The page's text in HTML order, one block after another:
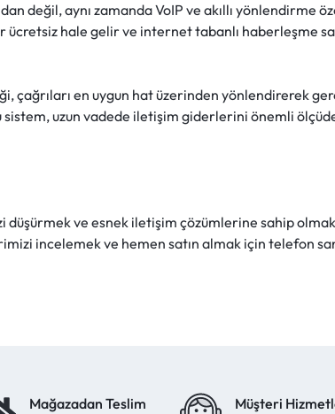
değil, aynı zamanda VoIP ve akıllı yönlendirme
hale gelir ve internet tabanlı haberleşme
çağrıları en uygun hat üzerinden yönlendirerek
uzun vadede iletişim giderlerini önemli
ve esnek iletişim çözümlerine sahip
incelemek ve hemen satın almak için telefon
Mağazadan Teslim Müşteri